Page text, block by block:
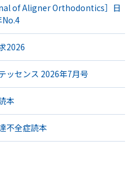
of Aligner Orthodontics］日
No.4
2026
ッセンス 2026年7月号
本
不全症読本